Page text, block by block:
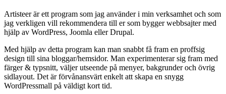
en
skribent
Artisteer är ett program som jag använder i min verksamhet och som
jag verkligen vill rekommendera till er som bygger webbsajter med
hjälp av WordPress, Joomla eller Drupal.
Med hjälp av detta program kan man snabbt få fram en proffsig
design till sina bloggar/hemsidor. Man experimenterar sig fram med
färger & typsnitt, väljer utseende på menyer, bakgrunder och övrig
sidlayout. Det är förvånansvärt enkelt att skapa en snygg
WordPressmall på väldigt kort tid.